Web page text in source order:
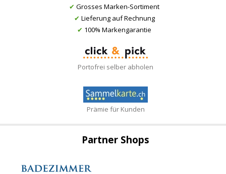
✔ Grosses Marken-Sortiment
✔ Lieferung auf Rechnung
✔ 100% Markengarantie
Portofrei selber abholen
Prämie für Kunden
Partner Shops